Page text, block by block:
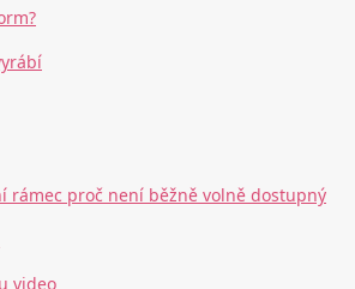
rámec proč není běžně volně dostupný
video